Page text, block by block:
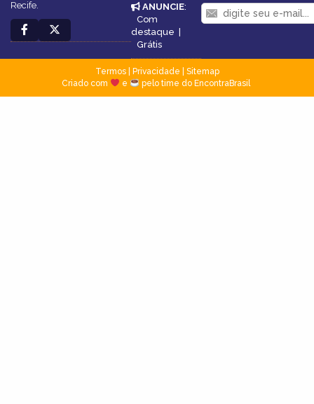
Recife.
ANUNCIE:
Com
destaque |
Grátis
Termos| Privacidade
Sitemap
Criado com
e pelo time do EncontraBrasil